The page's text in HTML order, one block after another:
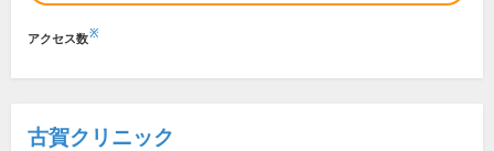
アクセス数※
古賀クリニック